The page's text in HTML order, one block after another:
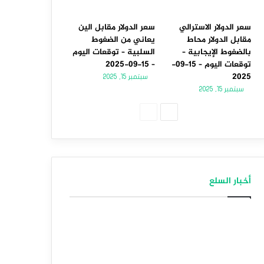
سعر الدولار الاسترالي
مقابل الدولار محاط
بالضغوط الإيجابية –
توقعات اليوم – 15-09-
2025
سبتمبر 15, 2025
سعر الدولار مقابل الين
يعاني من الضغوط
السلبية – توقعات اليوم
– 15-09-2025
سبتمبر 15, 2025
أخبار السلع